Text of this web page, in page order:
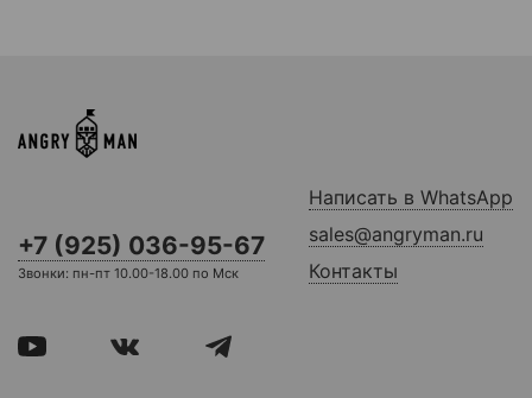
+7 (925) 036-95-67
Звонки: пн-пт 10.00-18.00 по Мск
Написать в WhatsApp
sales@angryman.ru
Контакты